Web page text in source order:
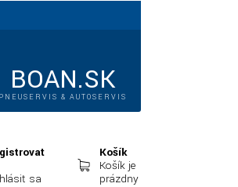
BOAN.SK
PNEUSERVIS & AUTOSERVIS
sa
Košík
Košík je
prázdny